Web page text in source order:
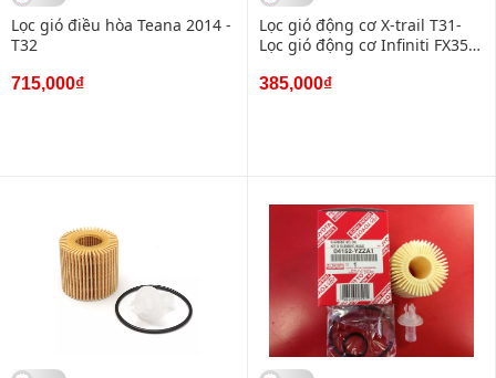
Lọc gió điều hòa Teana 2014 -
T32
715,000₫
Lọc gió động cơ X-trail T31-
Lọc gió động cơ Infiniti FX35-
385,000₫